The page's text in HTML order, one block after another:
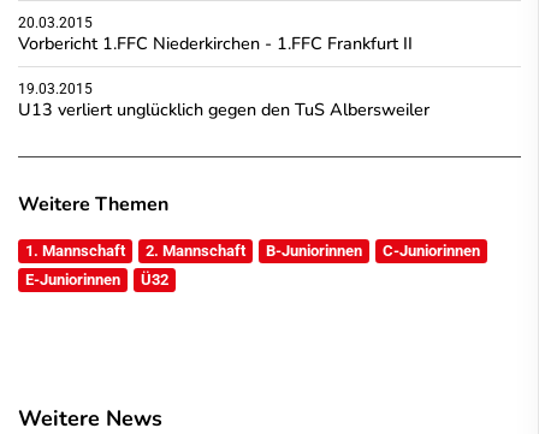
20.03.2015
Vorbericht 1.FFC Niederkirchen - 1.FFC Frankfurt II
19.03.2015
U13 verliert unglücklich gegen den TuS Albersweiler
Weitere Themen
1. Mannschaft 2. Mannschaft B-Juniorinnen
C-Juniorinnen
E-Juniorinnen
Ü32
Weitere News